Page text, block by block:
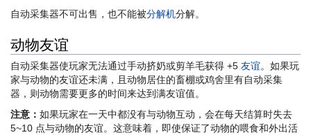
自动采集器不可出售，也不能被分解机分解。
动物友谊
自动采集器使玩家无法通过手动挤奶或剪羊毛获得 +5 友谊。如果玩
家与动物的友谊还未满，且动物居住的畜棚或鸡舍里有自动采集
器，则动物需要更多的时间来达到满友谊值。
注意： 如果玩家在一天中都没有与动物互动，会在每天结算时失去
5~10 点与动物的友谊。这意味着，即使保证了动物的喂食和外出活